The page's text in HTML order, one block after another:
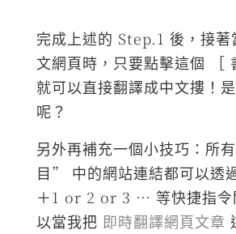
完成上述的 Step.1 後，接著
文網頁時，只要點擊這個 ［
就可以直接翻譯成中文摟！
呢？
另外再補充一個小技巧：所
目” 中的網站連結都可以透
＋1 or 2 or 3 … 等快捷指令
以當我把 即時翻譯網頁文章